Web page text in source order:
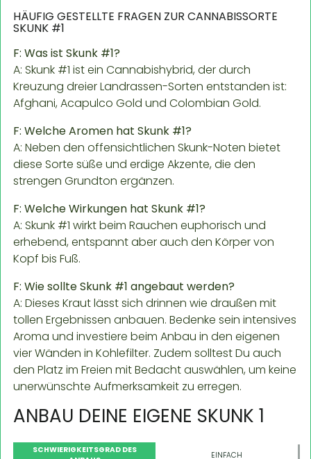
HÄUFIG GESTELLTE FRAGEN ZUR CANNABISSORTE
SKUNK #1
F: Was ist Skunk #1?
A: Skunk #1 ist ein Cannabishybrid, der durch
Kreuzung dreier Landrassen-Sorten entstanden ist:
Afghani, Acapulco Gold und Colombian Gold.
F: Welche Aromen hat Skunk #1?
A: Neben den offensichtlichen Skunk-Noten bietet
diese Sorte süße und erdige Akzente, die den
strengen Grundton ergänzen.
F: Welche Wirkungen hat Skunk #1?
A: Skunk #1 wirkt beim Rauchen euphorisch und
erhebend, entspannt aber auch den Körper von
Kopf bis Fuß.
F: Wie sollte Skunk #1 angebaut werden?
A: Dieses Kraut lässt sich drinnen wie draußen mit
tollen Ergebnissen anbauen. Bedenke sein intensives
Aroma und investiere beim Anbau in den eigenen
vier Wänden in Kohlefilter. Zudem solltest Du auch
den Platz im Freien mit Bedacht auswählen, um keine
unerwünschte Aufmerksamkeit zu erregen.
ANBAU DEINE EIGENE SKUNK 1
SCHWIERIGKEITSGRAD DES
EINFACH